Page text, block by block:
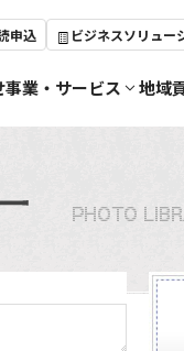
申込 ビジネスソリュー
事業・サービス 地域